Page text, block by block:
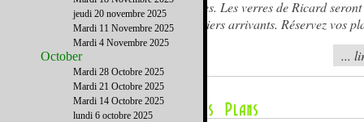
heures. Les verres de Ricard
premiers arrivants. Réservez vos
...
jeudi 20 novembre 2025
Mardi 11 Novembre 2025
Mardi 4 Novembre 2025
October
Mardi 28 Octobre 2025
Mardi 21 Octobre 2025
Mardi 14 Octobre 2025
lundi 6 octobre 2025